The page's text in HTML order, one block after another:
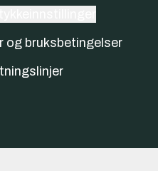
og bruksbetingelser